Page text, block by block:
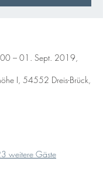
– 01. Sept. 2019,
I, 54552 Dreis-Brück,
weitere Gäste